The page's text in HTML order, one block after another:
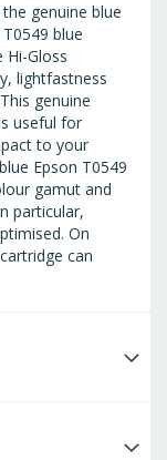
genuine blue
blue
Gloss
lightfastness
genuine
useful for
to your
Epson T0549
gamut and
particular,
On
can